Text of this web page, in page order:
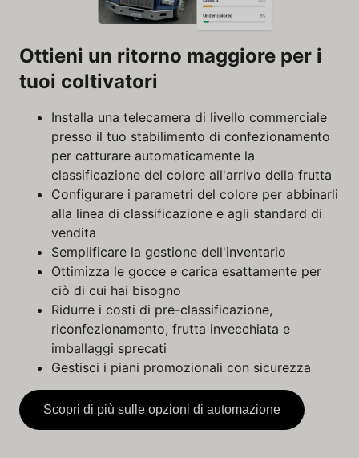
Ottieni un ritorno maggiore per i
tuoi coltivatori
Installa una telecamera di livello commerciale
presso il tuo stabilimento di confezionamento
per catturare automaticamente la
classificazione del colore all'arrivo della frutta
Configurare i parametri del colore per abbinarli
alla linea di classificazione e agli standard di
vendita
Semplificare la gestione dell'inventario
Ottimizza le gocce e carica esattamente per
ciò di cui hai bisogno
Ridurre i costi di pre-classificazione,
riconfezionamento, frutta invecchiata e
imballaggi sprecati
Gestisci i piani promozionali con sicurezza
Scopri di più sulle opzioni di automazione